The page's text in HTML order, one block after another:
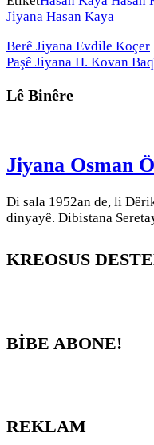
Jiyana Hasan Kaya
Berê Jiyana Evdile Koçer
Paşê Jiyana H. Kovan
Lê Binêre
Jiyana Osman
Di sala 1952an de, li
dinyayê. Dibistana
KREOSUS
BİBE ABONE!
REKLAM